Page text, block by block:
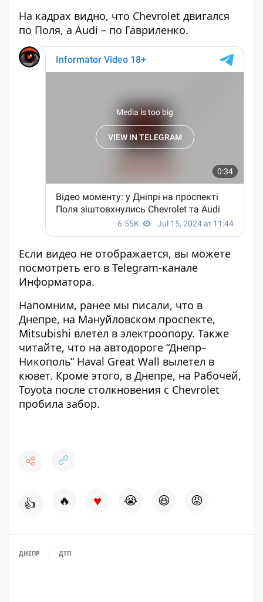
На кадрах видно, что Chevrolet двигался
по Поля, а Audi – по Гавриленко.
Если видео не отображается, вы можете
посмотреть его в Telegram-канале
Информатора.
Напомним, ранее мы писали, что в
Днепре, на Мануйловском проспекте,
Mitsubishi влетел в электроопору. Также
читайте, что на автодороге “Днепр–
Никополь” Haval Great Wall вылетел в
кювет. Кроме этого, в Днепре, на Рабочей,
Toyota после столкновения с Chevrolet
пробила забор.
👍 🔥 ♥ 😭 😆 😡
ДНЕПР ДТП